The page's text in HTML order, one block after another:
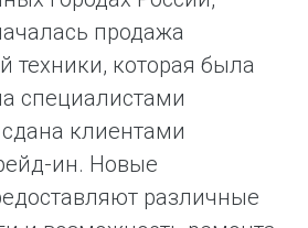
продажа
техники, которая была
специалистами
клиентами
ин. Новые
различные